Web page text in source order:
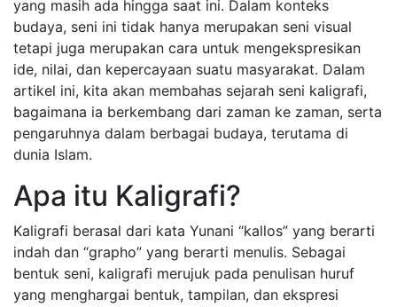
yang masih ada hingga saat ini. Dalam konteks
budaya, seni ini tidak hanya merupakan seni visual
tetapi juga merupakan cara untuk mengekspresikan
ide, nilai, dan kepercayaan suatu masyarakat. Dalam
artikel ini, kita akan membahas sejarah seni kaligrafi,
bagaimana ia berkembang dari zaman ke zaman, serta
pengaruhnya dalam berbagai budaya, terutama di
dunia Islam.
Apa itu Kaligrafi?
Kaligrafi berasal dari kata Yunani “kallos” yang berarti
indah dan “grapho” yang berarti menulis. Sebagai
bentuk seni, kaligrafi merujuk pada penulisan huruf
yang menghargai bentuk, tampilan, dan ekspresi